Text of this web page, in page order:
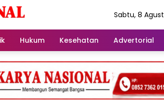
Sabtu, 8
Hukum Kesehatan Advertorial